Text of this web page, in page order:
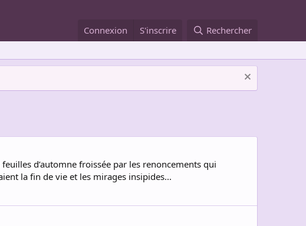
Connexion S'inscrire Rechercher
d’automne froissée par les renoncements qui
la fin de vie et les mirages insipides...